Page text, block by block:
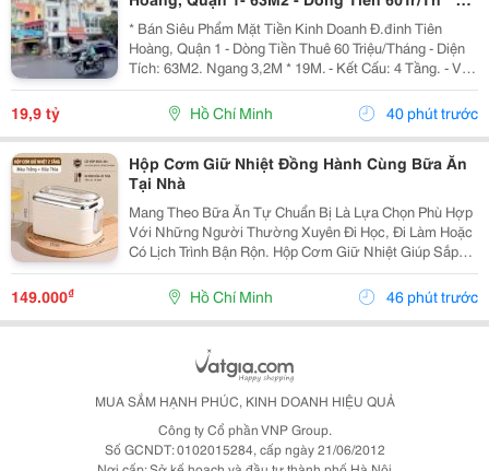
Giang Giang:
* Bán Siêu Phẩm Mặt Tiền Kinh Doanh Đ.đinh Tiên
Hoàng, Quận 1 - Dòng Tiền Thuê 60 Triệu/Tháng - Diện
Tích: 63M2. Ngang 3,2M * 19M. - Kết Cấu: 4 Tầng. - Vị
Trí Đắc Địa Hiếm Nhà Bán. - Hiện Cho Thuê Vp Đang
Hoàn Thiện Trang Thiết Bị Đi Vào Hoạt...
19,9 tỷ Hồ Chí Minh 40 phút trước
Hộp Cơm Giữ Nhiệt Đồng Hành Cùng Bữa Ăn
Tại Nhà
Mang Theo Bữa Ăn Tự Chuẩn Bị Là Lựa Chọn Phù Hợp
Với Những Người Thường Xuyên Đi Học, Đi Làm Hoặc
Có Lịch Trình Bận Rộn. Hộp Cơm Giữ Nhiệt Giúp Sắp
Xếp Các Món Ăn Gọn Gàng, Thuận Tiện Mang Theo Và
Sử Dụng Trong Ngày. Chọn Hộp Theo Cách Sắp Xếp
Thức...
149.000₫ Hồ Chí Minh 46 phút trước
MUA SẮM HẠNH PHÚC, KINH DOANH HIỆU QUẢ
Công ty Cổ phần VNP Group.
Số GCNDT: 0102015284, cấp ngày 21/06/2012